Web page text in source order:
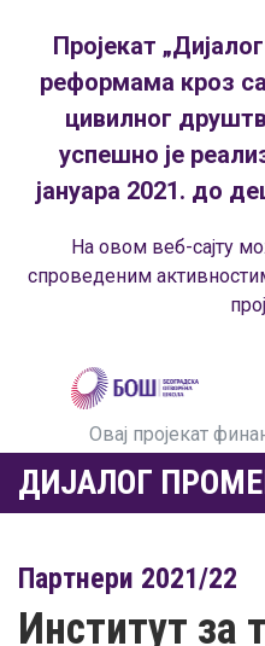
Пројекат
реформама кроз
цивилног
успешно је
јануара 2021. до
На овом веб-сајту
спроведеним
Овај пројекат
ДИЈАЛОГ
Партнери 2021/22
Институт за